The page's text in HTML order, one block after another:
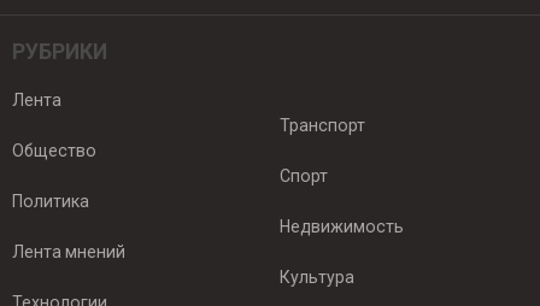
РУБРИКИ
Лента
Общество
Политика
Лента мнений
Транспорт
Спорт
Недвижимость
Культура